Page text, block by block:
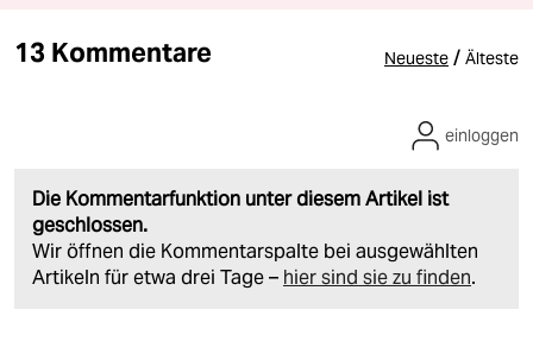
13 Kommentare Neueste / Älteste
Die Kommentarfunktion unter diesem Artikel ist
geschlossen.
Wir öffnen die Kommentarspalte bei ausgewählten
Artikeln für etwa drei Tage – hier sind sie zu finden.
einloggen